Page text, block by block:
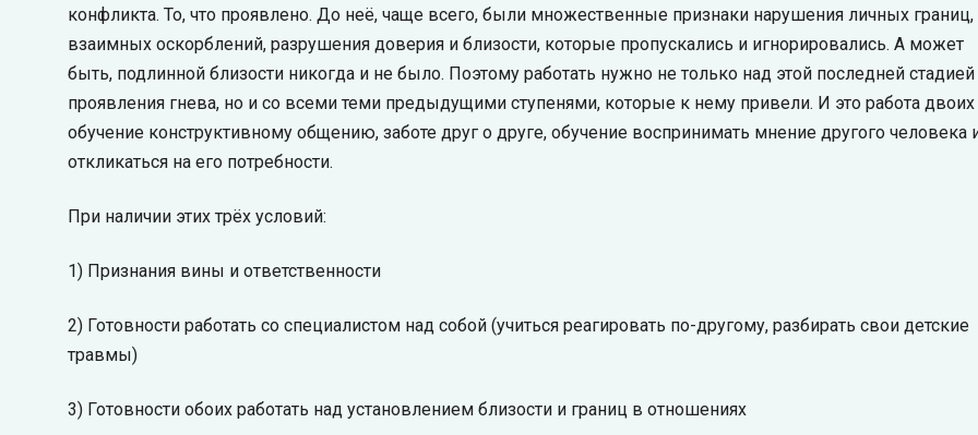
конфликта. То, что проявлено. До неё, чаще всего, были множественные признаки нарушения личных границ,
взаимных оскорблений, разрушения доверия и близости, которые пропускались и игнорировались. А может
быть, подлинной близости никогда и не было. Поэтому работать нужно не только над этой последней стадией
проявления гнева, но и со всеми теми предыдущими ступенями, которые к нему привели. И это работа
обучение конструктивному общению, заботе друг о друге, обучение воспринимать мнение другого человека
откликаться на его потребности.
При наличии этих трёх условий:
1) Признания вины и ответственности
2) Готовности работать со специалистом над собой (учиться реагировать по-другому, разбирать свои детские
травмы)
3) Готовности обоих работать над установлением близости и границ в отношениях